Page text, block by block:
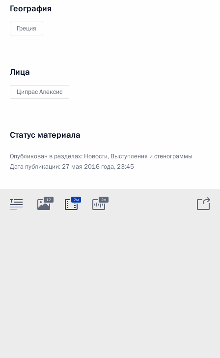
География
Греция
Лица
Ципрас Алексис
Статус материала
Опубликован в разделах: Новости, Выступления и стенограммы
Дата публикации:27 мая 2016 года, 23:45
12 2м 2м